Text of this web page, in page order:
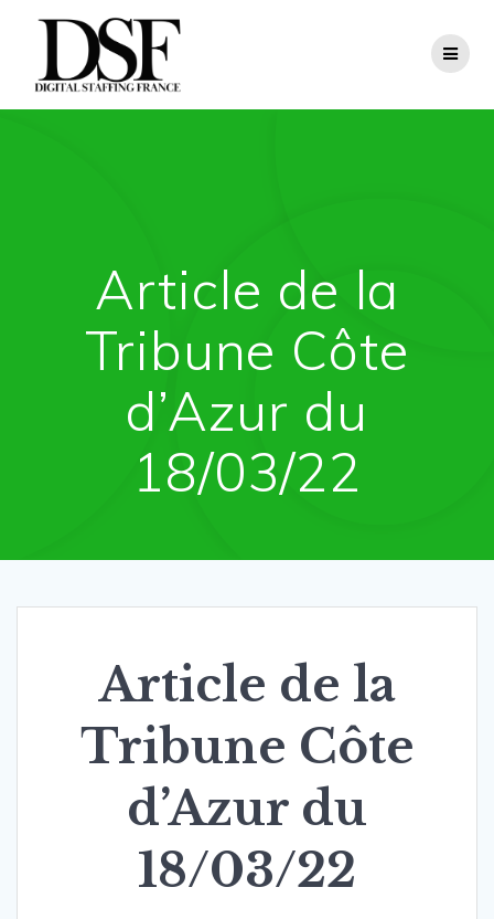
Article de la
Tribune Côte
d’Azur du
18/03/22
Article de la
Tribune Côte
d’Azur du
18/03/22